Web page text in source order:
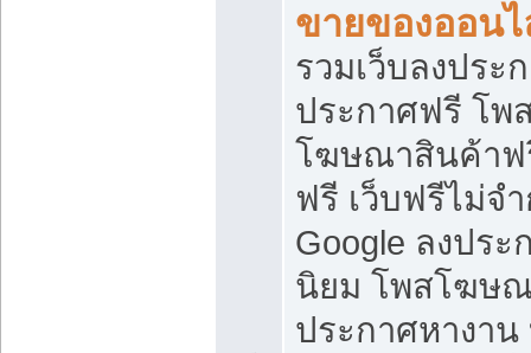
ขายของออน
รวมเว็บลงประ
ประกาศฟรี โพ
โฆษณาสินค้าฟ
ฟรี เว็บฟรีไม่จ
Google ลงปร
นิยม โพสโฆษ
ประกาศหางาน